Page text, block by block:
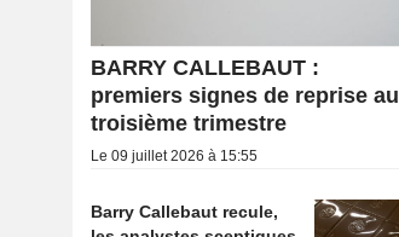
BARRY CALLEBAUT :
premiers signes de reprise au
troisième trimestre
Le 09 juillet 2026 à 15:55
Barry Callebaut recule,